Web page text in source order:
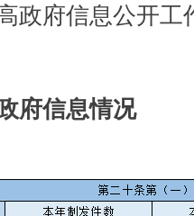
政府信息公开工
府信息情况